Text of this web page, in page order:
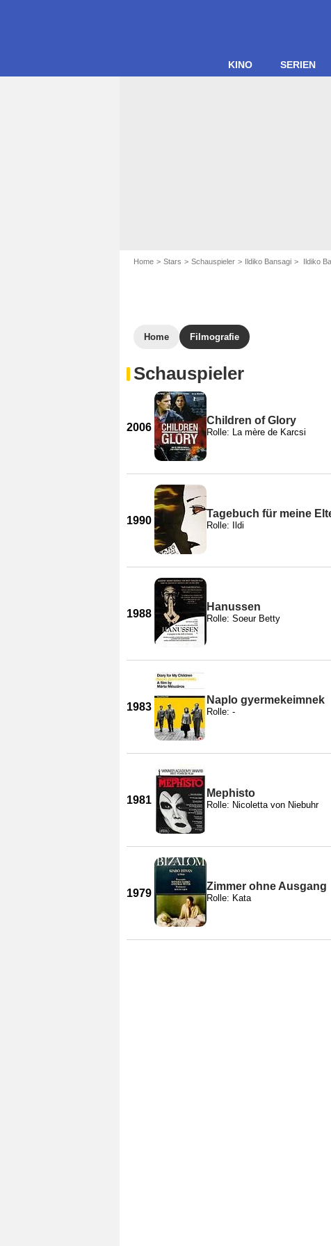
KINO SERIEN
Home Stars Schauspieler Ildiko Bansagi Ildiko
Home Filmografie
Schauspieler
2006
Children of Glory
Rolle: La mère de Karcsi
1990
Tagebuch für meine
Rolle: Ildi
1988
Hanussen
Rolle: Soeur Betty
1983
Naplo gyermekeimnek
Rolle: -
1981
Mephisto
Rolle: Nicoletta von Niebuhr
1979
Zimmer ohne Ausgang
Rolle: Kata